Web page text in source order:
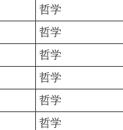
哲学
哲学
哲学
哲学
哲学
哲学